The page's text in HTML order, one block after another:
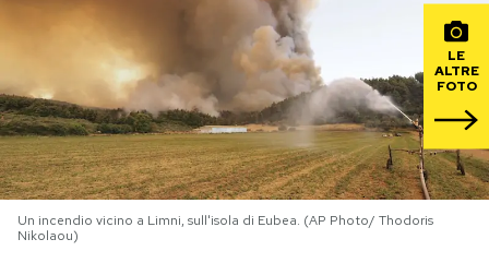
PODCAST
NEWSLETTER
I MIEI PREFERITI
SHOP
LE
ALTRE
FOTO
Un incendio vicino a Limni, sull'isola di Eubea. (AP Photo/ Thodoris
Nikolaou)